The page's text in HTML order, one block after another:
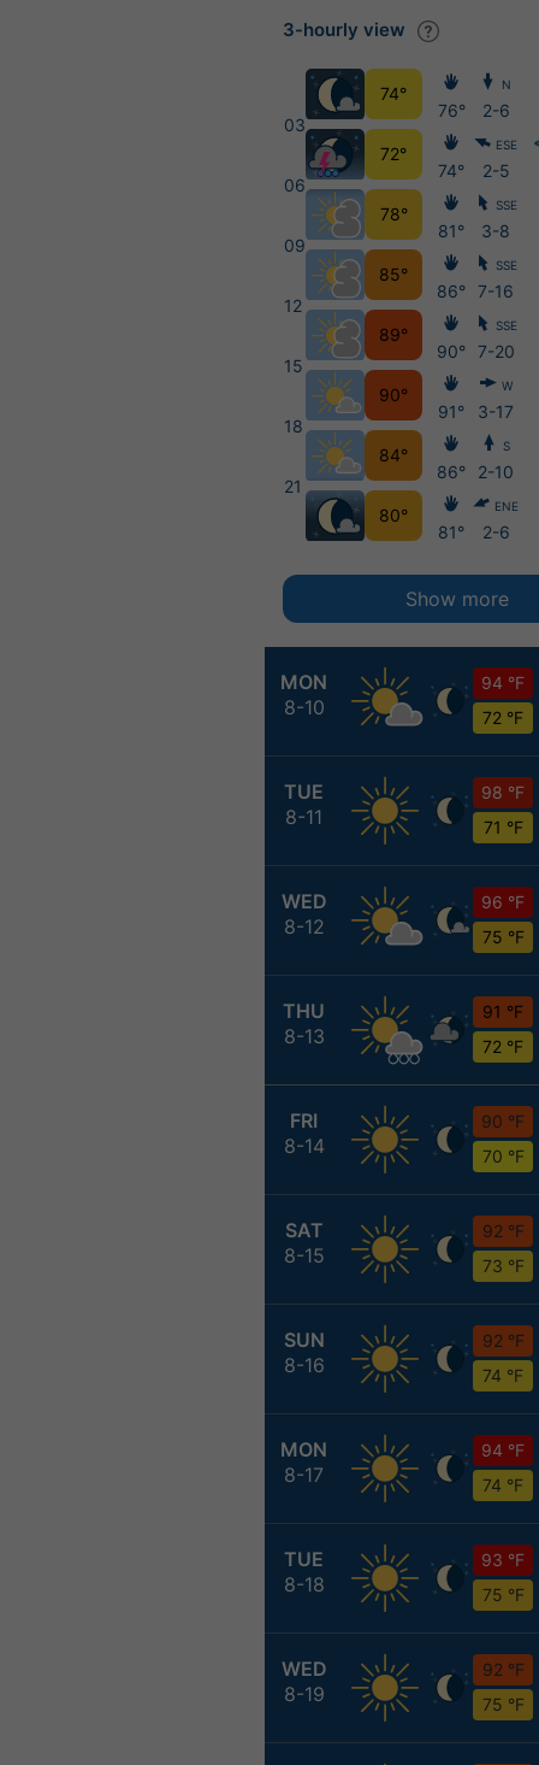
MON
8-10
94 °F
72 °F
TUE
8-11
98 °F
71 °F
WED
8-12
96 °F
75 °F
THU
8-13
91 °F
72 °F
FRI
8-14
90 °F
70 °F
SAT
8-15
92 °F
73 °F
SUN
8-16
92 °F
74 °F
MON
8-17
94 °F
74 °F
TUE
8-18
93 °F
75 °F
WED
8-19
92 °F
75 °F
3-hourly view
03
06
09
12
15
18
21
74°
72°
78°
85°
89°
90°
84°
80°
76°
74°
81°
86°
90°
91°
86°
81°
N
2-6
ESE
2-5
SSE
3-8
SSE
7-16
SSE
7-20
W
3-17
S
2-10
ENE
2-6
Show more